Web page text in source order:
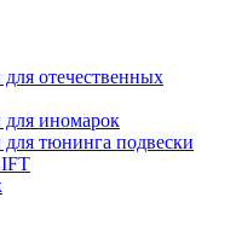
отечественных
иномарок
тюнинга подвeски